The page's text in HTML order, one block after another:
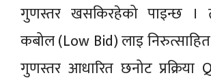
गुणस्तर खसकिरहेको पाइन्छ ।
कबोल (Low Bid) लाइ
गुणस्तर आधारित छनोट प्रक्रिया